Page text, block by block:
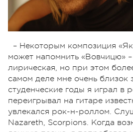
– Некоторым композиция
может напомнить «Вовчицю» –
лирическая, но при этом
самом деле мне очень близок
студенческие годы я играл в
переигрывал на гитаре
увлекался рок-н-роллом.
Nazareth, Scorpions. Когда